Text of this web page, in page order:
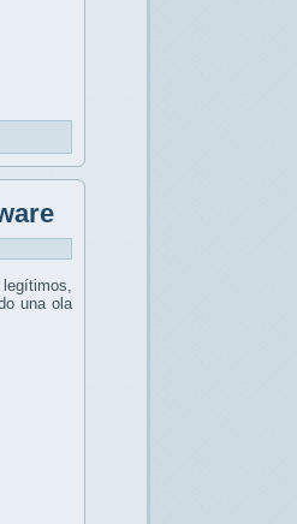
una ola